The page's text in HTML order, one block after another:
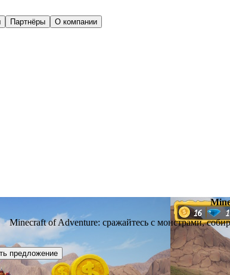
Партнёры О компании
Minecraft of Adventure: сражайтесь с монстрами,
предложение